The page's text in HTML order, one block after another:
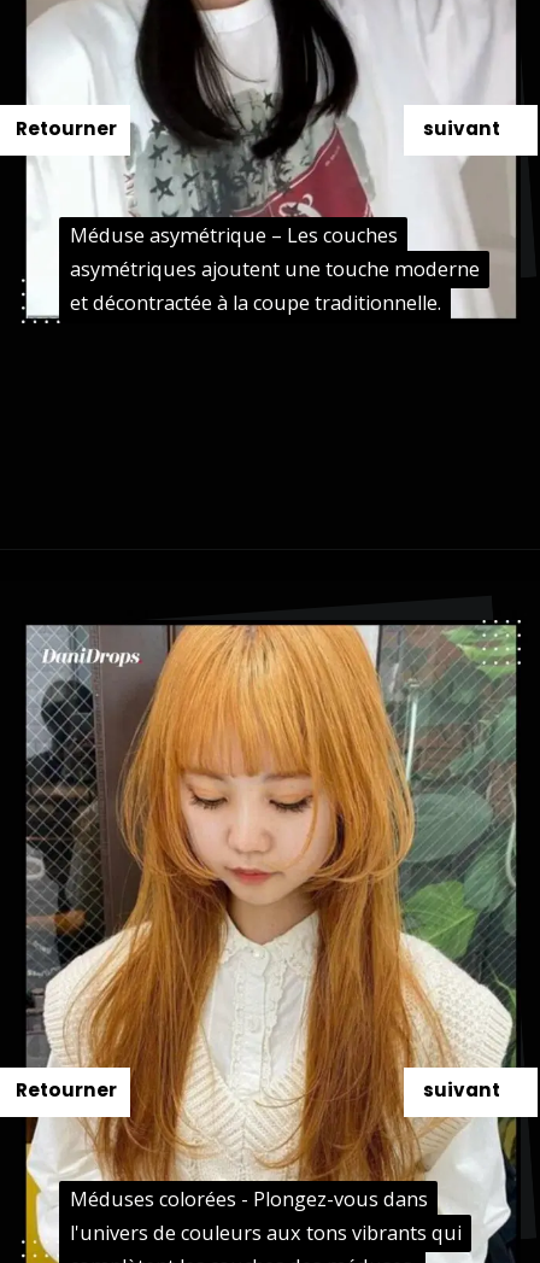
Méduse asymétrique – Les couches
asymétriques ajoutent une touche moderne
et décontractée à la coupe traditionnelle.
Méduse asymétrique – Les couches
asymétriques ajoutent une touche moderne
et décontractée à la coupe traditionnelle.
suivant
Retourner
Méduses colorées - Plongez-vous dans
l'univers de couleurs aux tons vibrants qui
Méduses colorées - Plongez-vous dans
l'univers de couleurs aux tons vibrants qui
suivant
Retourner